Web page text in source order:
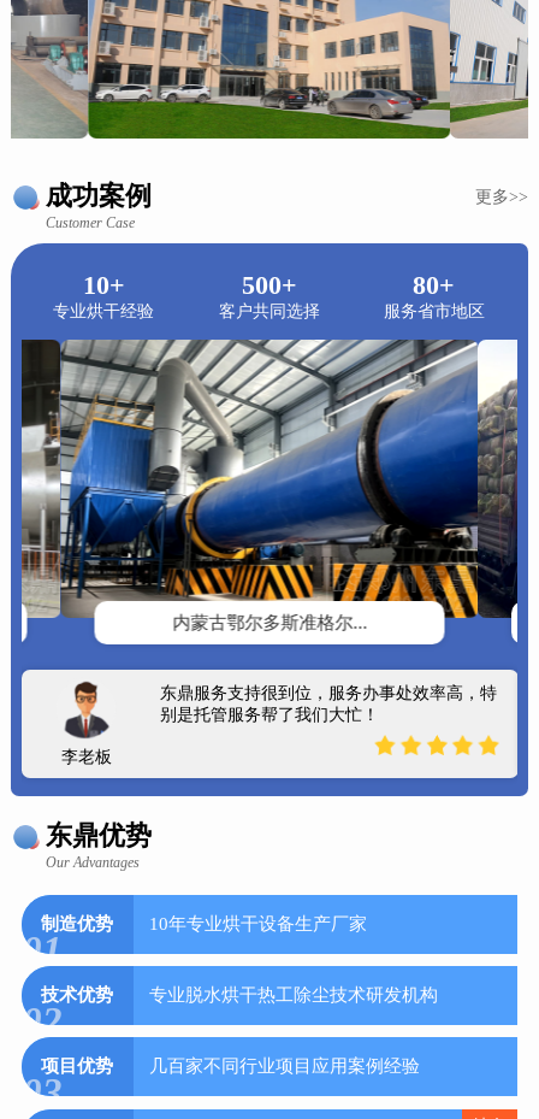
成功案例 更多>>
Customer Case
10+
专业烘干经验
500+
客户共同选择
80+
服务省市地区
内蒙古鄂尔多斯准格尔...
李老板
东鼎服务支持很到位，服务办事处效率高，特
别是托管服务帮了我们大忙！
东鼎优势
Our Advantages
制造优势
01
10年专业烘干设备生产厂家
技术优势
02
专业脱水烘干热工除尘技术研发机构
项目优势
03
几百家不同行业项目应用案例经验